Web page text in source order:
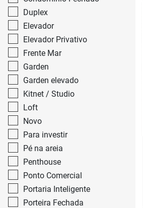
Duplex
Elevador
Elevador Privativo
Frente Mar
Garden
Garden elevado
Kitnet / Studio
Loft
Novo
Para investir
Pé na areia
Penthouse
Ponto Comercial
Portaria Inteligente
Porteira Fechada